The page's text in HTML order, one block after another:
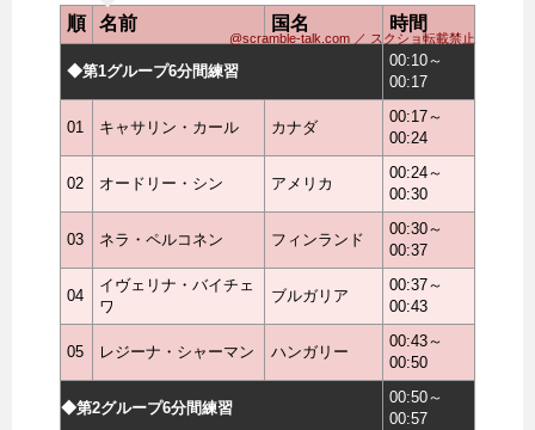
@scramble-talk.com ／ スクショ転載禁止
順 名前 国名 時間
◆第1グループ6分間練習
00:10～
00:17
01 キャサリン・カール カナダ
00:17～
00:24
02 オードリー・シン アメリカ
00:24～
00:30
03 ネラ・ペルコネン フィンランド
00:30～
00:37
04
イヴェリナ・バイチェ
ワ
ブルガリア
00:37～
00:43
05 レジーナ・シャーマン ハンガリー
00:43～
00:50
◆第2グループ6分間練習
00:50～
00:57